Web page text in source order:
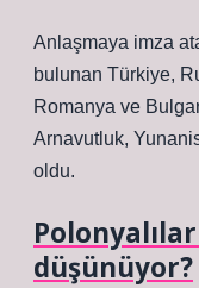
Anlaşmaya imza
bulunan Türkiye,
Romanya ve
Arnavutluk,
oldu.
düşünüyor?